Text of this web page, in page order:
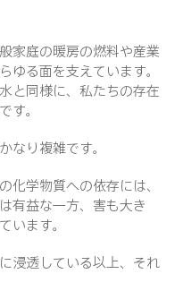
家庭の暖房の燃料や産業
ゆる面を支えています。
と同様に、私たちの存在
す。
なり複雑です。
化学物質への依存には、
有益な一方、害も大き
います。
浸透している以上、それ